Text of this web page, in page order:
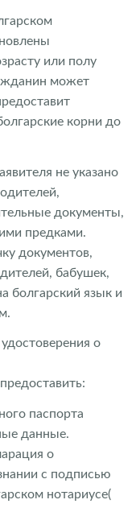
или полу
может
корни до
не указано
документы,
предками.
документов,
бабушек,
болгарский язык и
о
паспорта
данные.
о
с подписью
нотариусе(